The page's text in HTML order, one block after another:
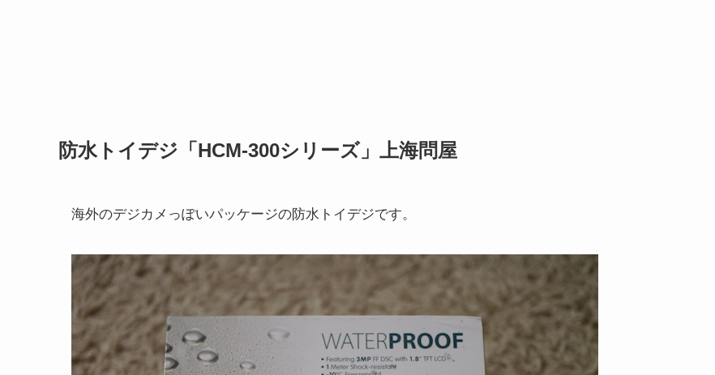
防水トイデジ「HCM-300シリーズ」上海問屋
海外のデジカメっぽいパッケージの防水トイデジです。